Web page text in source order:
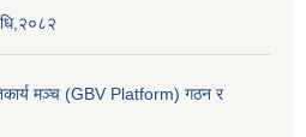
मञ्च (GBV Platform) गठन र